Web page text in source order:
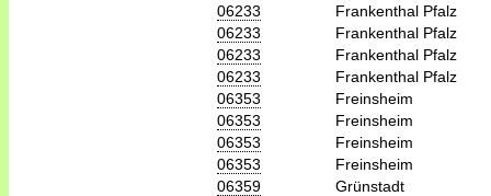
06233
Frankenthal Pfalz
06233
Frankenthal Pfalz
06233
Frankenthal Pfalz
06233
Frankenthal Pfalz
06353
Freinsheim
06353
Freinsheim
06353
Freinsheim
06353
Freinsheim
06359
Grünstadt